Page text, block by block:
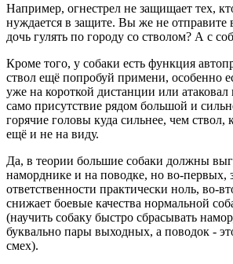
Например, огнестрел не защищает тех,
нуждается в защите. Вы же не
дочь гулять по городу со стволом? А с
Кроме того, у собаки есть функция
ствол ещё попробуй примени, особенно
уже на короткой дистанции или
само присутствие рядом большой и
горячие головы куда сильнее, чем ствол,
ещё и не на виду.
Да, в теории большие собаки должны
наморднике и на поводке, но во-первых,
ответственности практически ноль, во-
снижает боевые качества нормальной
(научить собаку быстро сбрасывать
буквально пары выходных, а поводок -
смех).